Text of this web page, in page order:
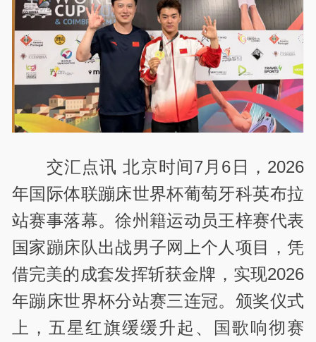
交汇点讯 北京时间7月6日，2026
年国际体联蹦床世界杯葡萄牙科英布拉
站赛事落幕。徐州籍运动员王梓赛代表
国家蹦床队出战男子网上个人项目，凭
借完美的成套发挥斩获金牌，实现2026
年蹦床世界杯分站赛三连冠。颁奖仪式
上，五星红旗缓缓升起、国歌响彻赛